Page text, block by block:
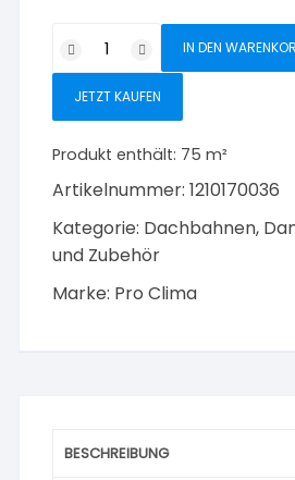
Clima
Intello
50
m
x
Menge
IN DEN
JETZT KAUFEN
Produkt enthält: 75m²
Artikelnummer:1210170036
Kategorie: Dachbahnen,
und Zubehör
Marke: Pro Clima
BESCHREIBUNG